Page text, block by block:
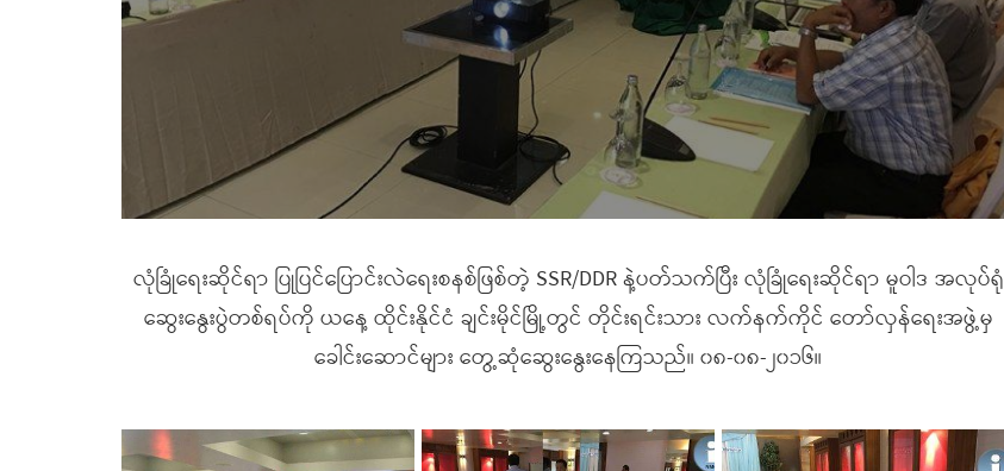
လုံခြုံရေးဆိုင်ရာ ပြုပြင်ပြောင်းလဲရေးစနစ်ဖြစ်တဲ့ SSR/DDR နဲ့ပတ်သက်ပြီး လုံခြုံရေးဆိုင်ရာ မူဝါဒ အလုပ်ရုံ
ဆွေးနွေးပွဲတစ်ရပ်ကို ယနေ့ ထိုင်းနိုင်ငံ ချင်းမိုင်မြို့တွင် တိုင်းရင်းသား လက်နက်ကိုင် တော်လှန်ရေးအဖွဲ့မှ
ခေါင်းဆောင်များ တွေ့ဆုံဆွေးနွေးနေကြသည်။ ၀၈-၀၈-၂၀၁၆။